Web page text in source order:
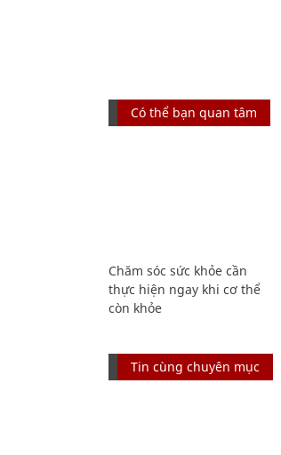
Có thể bạn quan tâm
Chăm sóc sức khỏe cần
thực hiện ngay khi cơ thể
còn khỏe
Tin cùng chuyên mục